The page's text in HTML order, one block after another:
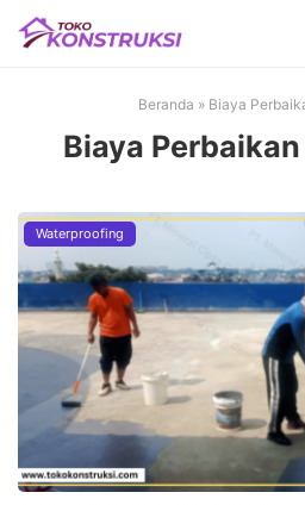
Beranda » Biaya
Biaya
Waterproofing